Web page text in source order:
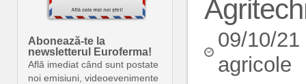
Abonează-te la
newsletterul Euroferma!
Află imediat când sunt postate
noi emisiuni, videoevenimente
09/10/
agricole